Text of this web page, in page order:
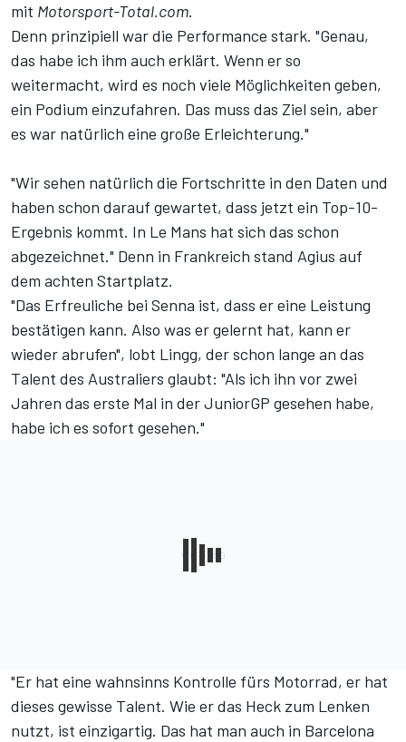
mit Motorsport-Total.com.
Denn prinzipiell war die Performance stark. "Genau,
das habe ich ihm auch erklärt. Wenn er so
weitermacht, wird es noch viele Möglichkeiten geben,
ein Podium einzufahren. Das muss das Ziel sein, aber
es war natürlich eine große Erleichterung."
"Wir sehen natürlich die Fortschritte in den Daten und
haben schon darauf gewartet, dass jetzt ein Top-10-
Ergebnis kommt. In Le Mans hat sich das schon
abgezeichnet." Denn in Frankreich stand Agius auf
dem achten Startplatz.
"Das Erfreuliche bei Senna ist, dass er eine Leistung
bestätigen kann. Also was er gelernt hat, kann er
wieder abrufen", lobt Lingg, der schon lange an das
Talent des Australiers glaubt: "Als ich ihn vor zwei
Jahren das erste Mal in der JuniorGP gesehen habe,
habe ich es sofort gesehen."
"Er hat eine wahnsinns Kontrolle fürs Motorrad, er hat
dieses gewisse Talent. Wie er das Heck zum Lenken
nutzt, ist einzigartig. Das hat man auch in Barcelona